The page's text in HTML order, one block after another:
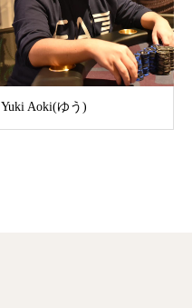
Yuki Aoki(ゆう)